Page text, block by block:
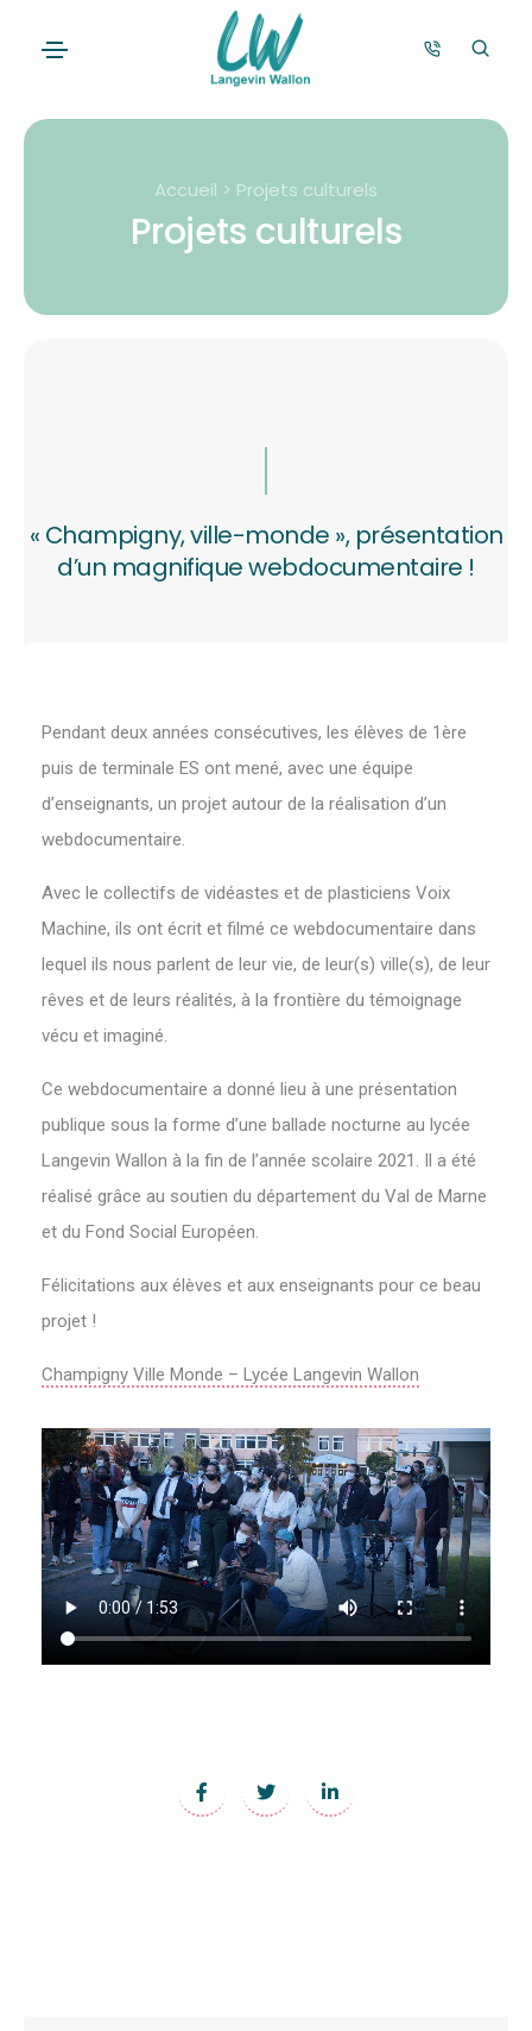
Accueil > Projets culturels
Projets culturels
« Champigny, ville-monde », présentation
d’un magnifique webdocumentaire !
Pendant deux années consécutives, les élèves de 1ère
puis de terminale ES ont mené, avec une équipe
d’enseignants, un projet autour de la réalisation d’un
webdocumentaire.
Avec le collectifs de vidéastes et de plasticiens Voix
Machine, ils ont écrit et filmé ce webdocumentaire dans
lequel ils nous parlent de leur vie, de leur(s) ville(s), de leur
rêves et de leurs réalités, à la frontière du témoignage
vécu et imaginé.
Ce webdocumentaire a donné lieu à une présentation
publique sous la forme d’une ballade nocturne au lycée
Langevin Wallon à la fin de l’année scolaire 2021. Il a été
réalisé grâce au soutien du département du Val de Marne
et du Fond Social Européen.
Félicitations aux élèves et aux enseignants pour ce beau
projet !
Champigny Ville Monde – Lycée Langevin Wallon